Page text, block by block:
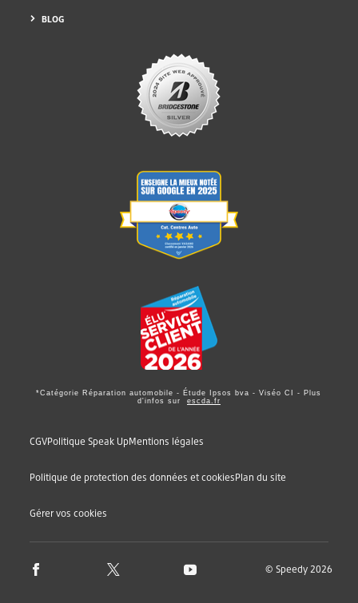
BLOG
*Catégorie Réparation automobile - Étude Ipsos bva - Viséo CI - Plus
d'infos sur escda.fr
CGVPolitique Speak UpMentions légales
Politique de protection des données et cookiesPlan du site
Gérer vos cookies
© Speedy 2026